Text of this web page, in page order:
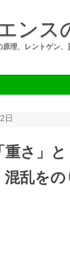
ンス
理、レントゲン、
Skip to
日
さ」と
りき